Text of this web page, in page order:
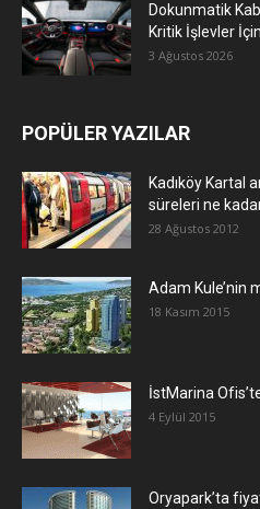
Dokunmatik
Kritik İşlevler
3 Ağustos 2026
POPÜLER YAZILAR
Kadıköy Kartal
süreleri ne
28 Ağustos 2012
Adam Kule’nin
18 Kasım 2015
İstMarina
4 Eylül 2015
Oryapark’ta